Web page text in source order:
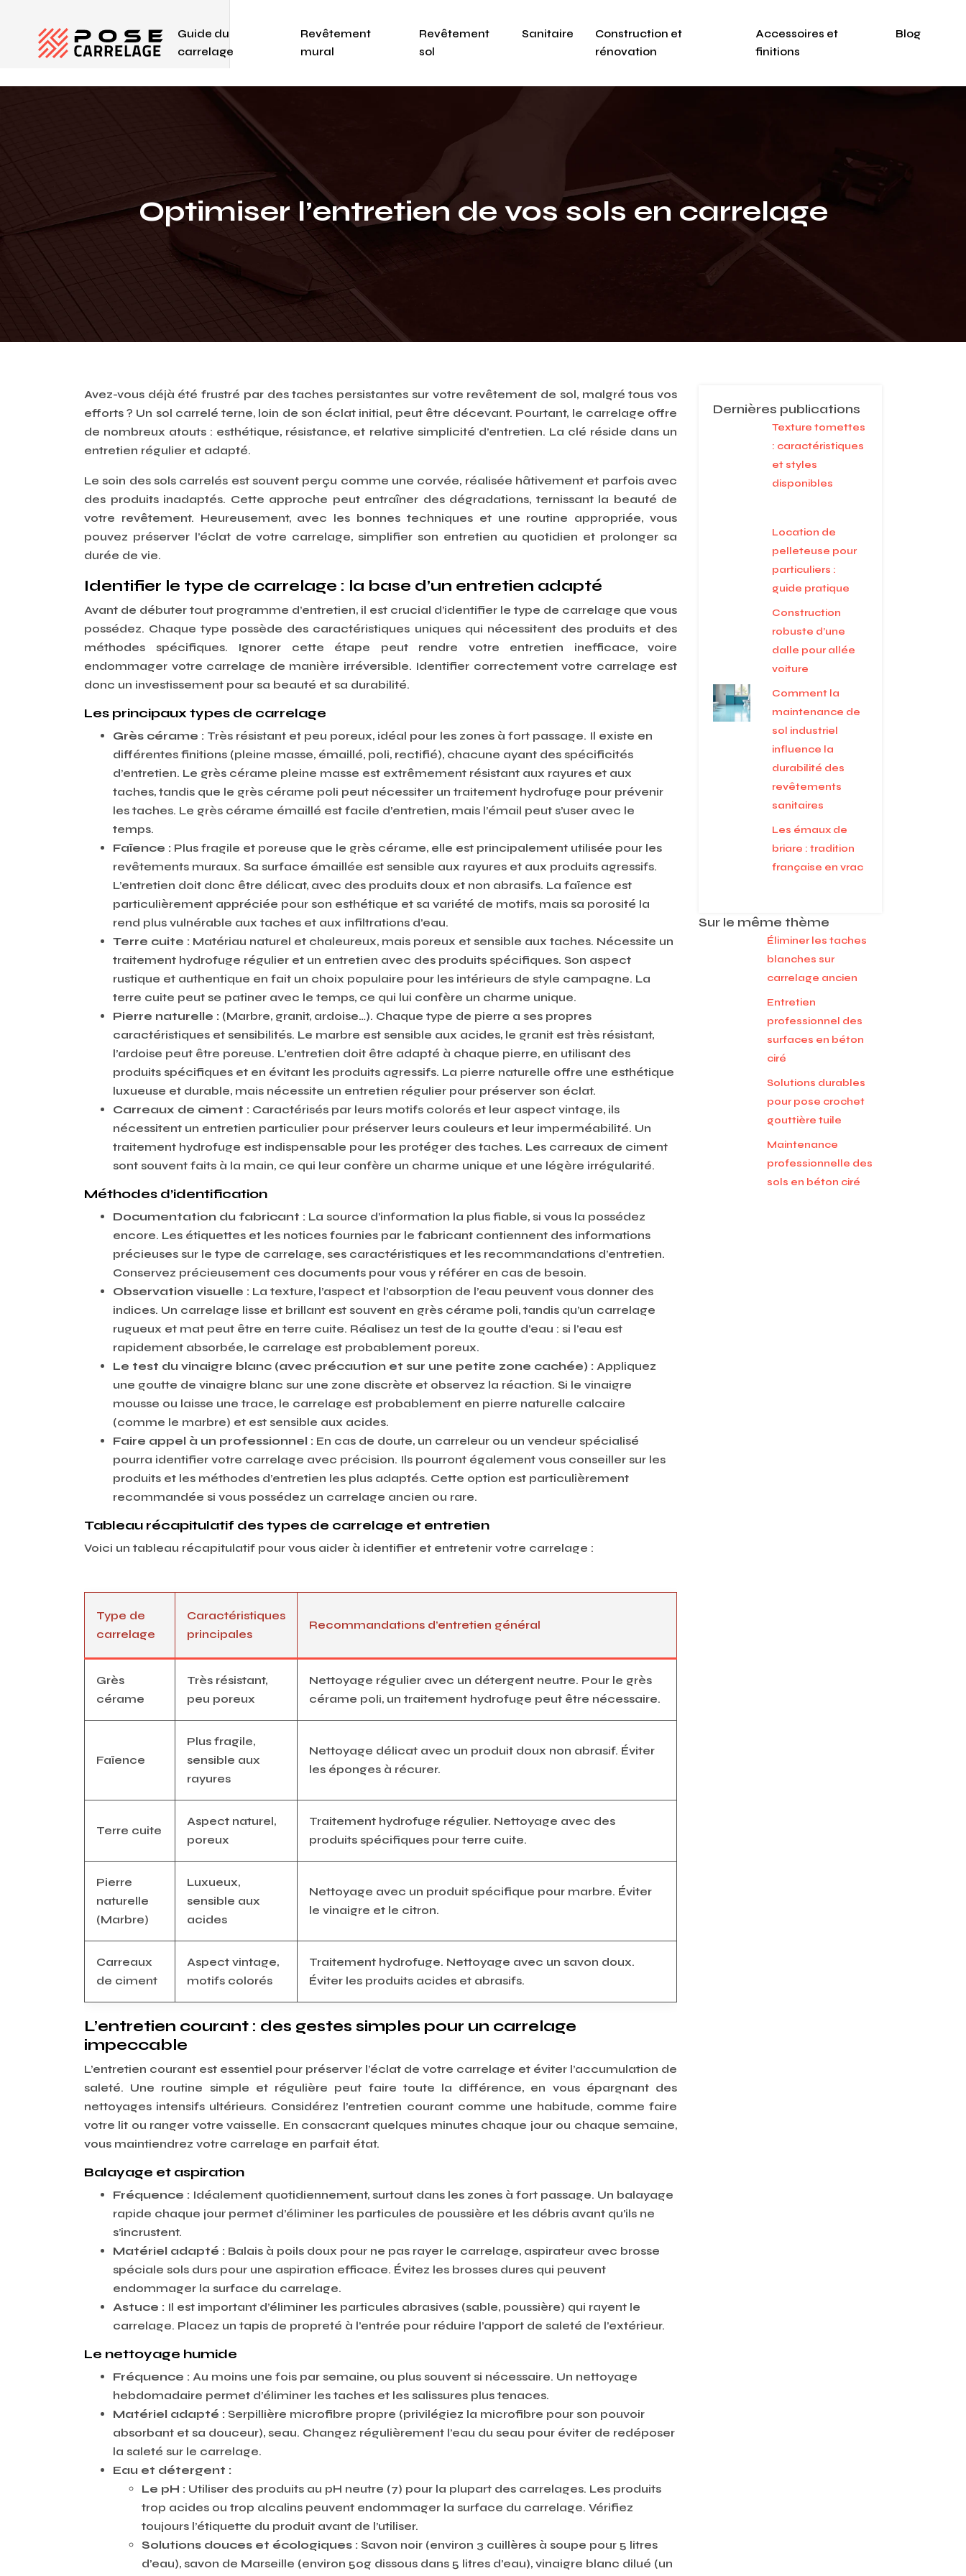
Guide du
carrelage
Revêtement
mural
Revêtement
sol
Sanitaire
Construction et
rénovation
Accessoires et
finitions
Blog
Optimiser l’entretien de vos sols en carrelage
Avez-vous déjà été frustré par des taches persistantes sur votre revêtement de sol, malgré tous vos
efforts ? Un sol carrelé terne, loin de son éclat initial, peut être décevant. Pourtant, le carrelage offre
de nombreux atouts : esthétique, résistance, et relative simplicité d’entretien. La clé réside dans un
entretien régulier et adapté.
Le soin des sols carrelés est souvent perçu comme une corvée, réalisée hâtivement et parfois avec
des produits inadaptés. Cette approche peut entraîner des dégradations, ternissant la beauté de
votre revêtement. Heureusement, avec les bonnes techniques et une routine appropriée, vous
pouvez préserver l’éclat de votre carrelage, simplifier son entretien au quotidien et prolonger sa
durée de vie.
Identifier le type de carrelage : la base d’un entretien adapté
Avant de débuter tout programme d’entretien, il est crucial d’identifier le type de carrelage que vous
possédez. Chaque type possède des caractéristiques uniques qui nécessitent des produits et des
méthodes spécifiques. Ignorer cette étape peut rendre votre entretien inefficace, voire
endommager votre carrelage de manière irréversible. Identifier correctement votre carrelage est
donc un investissement pour sa beauté et sa durabilité.
Les principaux types de carrelage
Grès cérame : Très résistant et peu poreux, idéal pour les zones à fort passage. Il existe en
différentes finitions (pleine masse, émaillé, poli, rectifié), chacune ayant des spécificités
d’entretien. Le grès cérame pleine masse est extrêmement résistant aux rayures et aux
taches, tandis que le grès cérame poli peut nécessiter un traitement hydrofuge pour prévenir
les taches. Le grès cérame émaillé est facile d’entretien, mais l’émail peut s’user avec le
temps.
Faïence : Plus fragile et poreuse que le grès cérame, elle est principalement utilisée pour les
revêtements muraux. Sa surface émaillée est sensible aux rayures et aux produits agressifs.
L’entretien doit donc être délicat, avec des produits doux et non abrasifs. La faïence est
particulièrement appréciée pour son esthétique et sa variété de motifs, mais sa porosité la
rend plus vulnérable aux taches et aux infiltrations d’eau.
Terre cuite : Matériau naturel et chaleureux, mais poreux et sensible aux taches. Nécessite un
traitement hydrofuge régulier et un entretien avec des produits spécifiques. Son aspect
rustique et authentique en fait un choix populaire pour les intérieurs de style campagne. La
terre cuite peut se patiner avec le temps, ce qui lui confère un charme unique.
Pierre naturelle : (Marbre, granit, ardoise…). Chaque type de pierre a ses propres
caractéristiques et sensibilités. Le marbre est sensible aux acides, le granit est très résistant,
l’ardoise peut être poreuse. L’entretien doit être adapté à chaque pierre, en utilisant des
produits spécifiques et en évitant les produits agressifs. La pierre naturelle offre une esthétique
luxueuse et durable, mais nécessite un entretien régulier pour préserver son éclat.
Carreaux de ciment : Caractérisés par leurs motifs colorés et leur aspect vintage, ils
nécessitent un entretien particulier pour préserver leurs couleurs et leur imperméabilité. Un
traitement hydrofuge est indispensable pour les protéger des taches. Les carreaux de ciment
sont souvent faits à la main, ce qui leur confère un charme unique et une légère irrégularité.
Méthodes d’identification
Documentation du fabricant : La source d’information la plus fiable, si vous la possédez
encore. Les étiquettes et les notices fournies par le fabricant contiennent des informations
précieuses sur le type de carrelage, ses caractéristiques et les recommandations d’entretien.
Conservez précieusement ces documents pour vous y référer en cas de besoin.
Observation visuelle : La texture, l’aspect et l’absorption de l’eau peuvent vous donner des
indices. Un carrelage lisse et brillant est souvent en grès cérame poli, tandis qu’un carrelage
rugueux et mat peut être en terre cuite. Réalisez un test de la goutte d’eau : si l’eau est
rapidement absorbée, le carrelage est probablement poreux.
Le test du vinaigre blanc (avec précaution et sur une petite zone cachée) : Appliquez
une goutte de vinaigre blanc sur une zone discrète et observez la réaction. Si le vinaigre
mousse ou laisse une trace, le carrelage est probablement en pierre naturelle calcaire
(comme le marbre) et est sensible aux acides.
Faire appel à un professionnel : En cas de doute, un carreleur ou un vendeur spécialisé
pourra identifier votre carrelage avec précision. Ils pourront également vous conseiller sur les
produits et les méthodes d’entretien les plus adaptés. Cette option est particulièrement
recommandée si vous possédez un carrelage ancien ou rare.
Tableau récapitulatif des types de carrelage et entretien
Voici un tableau récapitulatif pour vous aider à identifier et entretenir votre carrelage :
Type de
carrelage
Caractéristiques
principales
Recommandations d’entretien général
Grès
cérame
Très résistant,
peu poreux
Nettoyage régulier avec un détergent neutre. Pour le grès
cérame poli, un traitement hydrofuge peut être nécessaire.
Faïence
Plus fragile,
sensible aux
rayures
Nettoyage délicat avec un produit doux non abrasif. Éviter
les éponges à récurer.
Terre cuite
Aspect naturel,
poreux
Traitement hydrofuge régulier. Nettoyage avec des
produits spécifiques pour terre cuite.
Pierre
naturelle
(Marbre)
Luxueux,
sensible aux
acides
Nettoyage avec un produit spécifique pour marbre. Éviter
le vinaigre et le citron.
Carreaux
de ciment
Aspect vintage,
motifs colorés
Traitement hydrofuge. Nettoyage avec un savon doux.
Éviter les produits acides et abrasifs.
L’entretien courant : des gestes simples pour un carrelage
impeccable
L’entretien courant est essentiel pour préserver l’éclat de votre carrelage et éviter l’accumulation de
saleté. Une routine simple et régulière peut faire toute la différence, en vous épargnant des
nettoyages intensifs ultérieurs. Considérez l’entretien courant comme une habitude, comme faire
votre lit ou ranger votre vaisselle. En consacrant quelques minutes chaque jour ou chaque semaine,
vous maintiendrez votre carrelage en parfait état.
Balayage et aspiration
Fréquence : Idéalement quotidiennement, surtout dans les zones à fort passage. Un balayage
rapide chaque jour permet d’éliminer les particules de poussière et les débris avant qu’ils ne
s’incrustent.
Matériel adapté : Balais à poils doux pour ne pas rayer le carrelage, aspirateur avec brosse
spéciale sols durs pour une aspiration efficace. Évitez les brosses dures qui peuvent
endommager la surface du carrelage.
Astuce : Il est important d’éliminer les particules abrasives (sable, poussière) qui rayent le
carrelage. Placez un tapis de propreté à l’entrée pour réduire l’apport de saleté de l’extérieur.
Le nettoyage humide
Fréquence : Au moins une fois par semaine, ou plus souvent si nécessaire. Un nettoyage
hebdomadaire permet d’éliminer les taches et les salissures plus tenaces.
Matériel adapté : Serpillière microfibre propre (privilégiez la microfibre pour son pouvoir
absorbant et sa douceur), seau. Changez régulièrement l’eau du seau pour éviter de redéposer
la saleté sur le carrelage.
Eau et détergent :
Le pH : Utiliser des produits au pH neutre (7) pour la plupart des carrelages. Les produits
trop acides ou trop alcalins peuvent endommager la surface du carrelage. Vérifiez
toujours l’étiquette du produit avant de l’utiliser.
Solutions douces et écologiques : Savon noir (environ 3 cuillères à soupe pour 5 litres
d’eau), savon de Marseille (environ 50g dissous dans 5 litres d’eau), vinaigre blanc dilué (un
Dernières publications
Texture tomettes
: caractéristiques
et styles
disponibles
Location de
pelleteuse pour
particuliers :
guide pratique
Construction
robuste d’une
dalle pour allée
voiture
Comment la
maintenance de
sol industriel
influence la
durabilité des
revêtements
sanitaires
Les émaux de
briare : tradition
française en vrac
Sur le même thème
Éliminer les taches
blanches sur
carrelage ancien
Entretien
professionnel des
surfaces en béton
ciré
Solutions durables
pour pose crochet
gouttière tuile
Maintenance
professionnelle des
sols en béton ciré